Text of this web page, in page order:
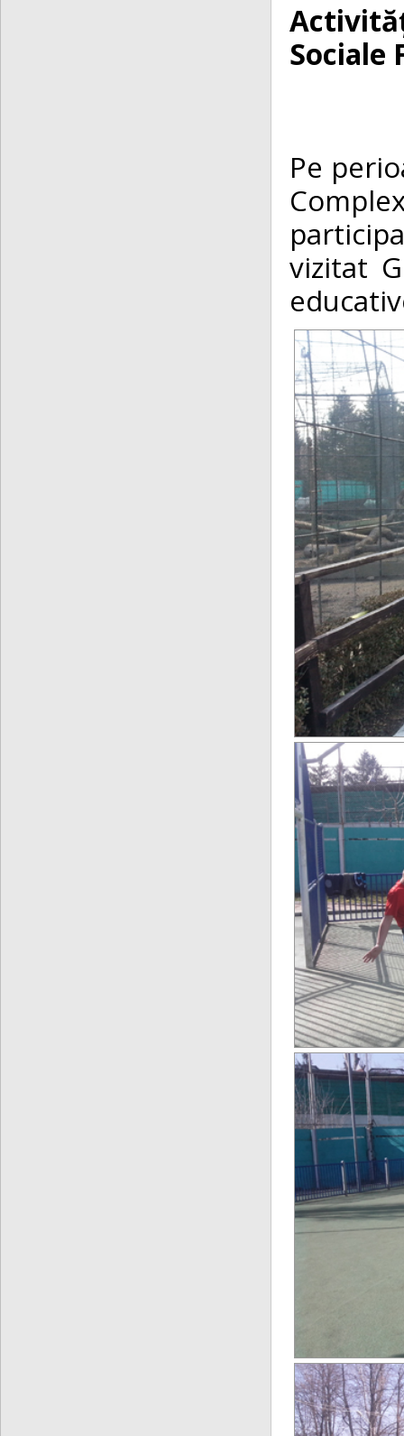
Sociale
Pe
vizitat